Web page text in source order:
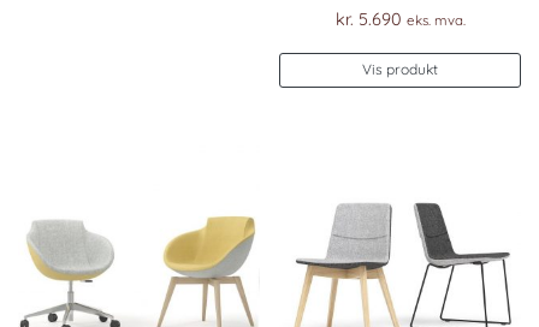
kr. 5.690 eks. mva.
Vis produkt